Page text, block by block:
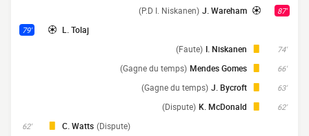
87'
J. Wareham
(P.D I. Niskanen)
79' L. Tolaj
74'
I. Niskanen
(Faute)
66'
Mendes Gomes
(Gagne du temps)
63'
J. Bycroft
(Gagne du temps)
62'
K. McDonald
(Dispute)
62' C. Watts (Dispute)